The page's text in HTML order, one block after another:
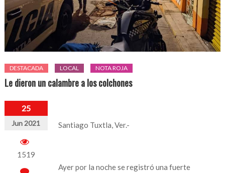
DESTACADA LOCAL NOTA ROJA
Le dieron un calambre a los colchones
25
Jun 2021
1519
Santiago Tuxtla, Ver.-
Ayer por la noche se registró una fuerte